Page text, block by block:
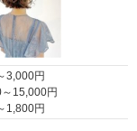
3,000円
～ 15,000円
1,800円